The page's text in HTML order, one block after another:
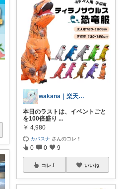
wakana｜楽天スイーツ巡り
本日のラストは、イベントごと
を100倍盛り ...
￥ 4,980
カバスナ さんのコレ！
0 0 9
コレ いいね